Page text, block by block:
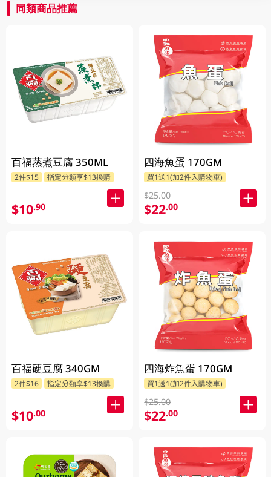
同類商品推薦
百福蒸煮豆腐 350ML
2件$15 指定分類享$13換購
$10.90
百福硬豆腐 340GM
2件$16 指定分類享$13換購
$10.00
四海魚蛋 170GM
買1送1(加2件入購物車)
$25.00
$22.00
四海炸魚蛋 170GM
買1送1(加2件入購物車)
$25.00
$22.00